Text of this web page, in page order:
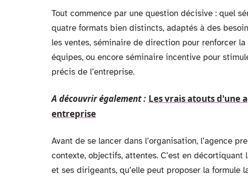
Tout commence par une question décisive : quel
quatre formats bien distincts, adaptés à des
les ventes, séminaire de direction pour renforcer
équipes, ou encore séminaire incentive pour
précis de l’entreprise.
A découvrir également : Les vrais atouts d'une
entreprise
Avant de se lancer dans l’organisation, l’agence
contexte, objectifs, attentes. C’est en
et ses dirigeants, qu’elle peut proposer la formule